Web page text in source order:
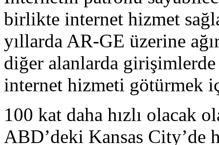
birlikte internet hizmet
yıllarda AR-GE üzerine
diğer alanlarda
internet hizmeti götürmek
100 kat daha hızlı olacak
ABD’deki Kansas City’de